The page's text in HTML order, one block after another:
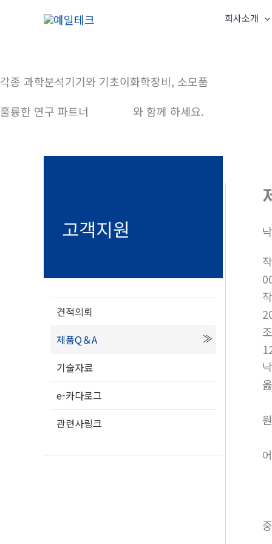
건
뛰
회사소개
각종 과학분석기기와 기초이화학장비, 소모품
훌륭한 연구 파트너
와 함께 하세요.
고객지원
견적의뢰
제품Q＆A
기술자료
e-카다로그
관련사링크